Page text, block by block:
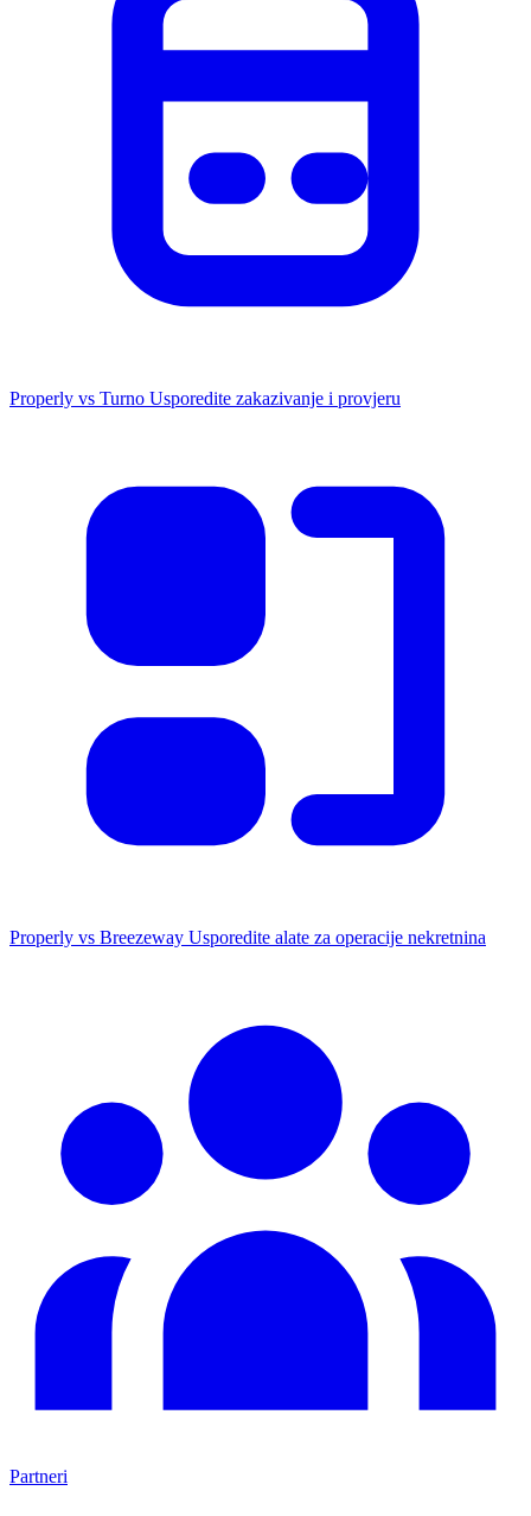
Properly vs Turno Usporedite zakazivanje i provjeru
Properly vs Breezeway Usporedite alate za operacije nekretnina
Partneri